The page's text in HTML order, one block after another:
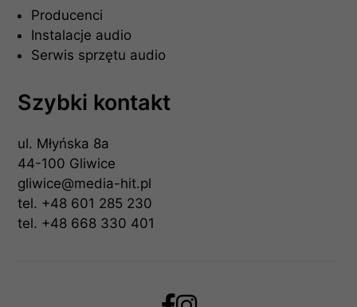
Producenci
Instalacje audio
Serwis sprzętu audio
Szybki kontakt
ul. Młyńska 8a
44-100 Gliwice
gliwice@media-hit.pl
tel. +48 601 285 230
tel. +48 668 330 401